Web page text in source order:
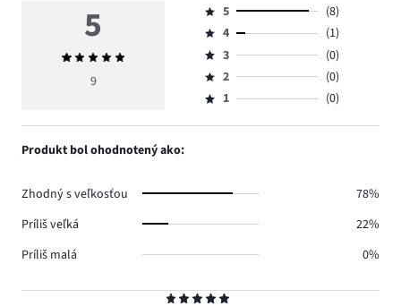
5
Priemerné
hodnotenie
9
Hodnotenie
5,
počet
hlasov
8.
5
(8)
Hodnotenie
4,
počet
hlasov
4
(1)
Hodnotenie
3,
počet
3
(0)
Hodnotenie
2,
2
(0)
Hodnotenie
1,
1 (0)
Produkt bol ohodnotený ako:
Zhodný s veľkosťou
78%
Príliš veľká
22%
Príliš malá
0%